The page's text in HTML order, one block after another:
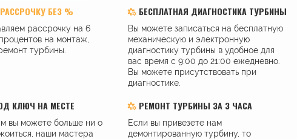
БЕЗ %
рассрочку на 6
на монтаж,
турбины.
БЕСПЛАТНАЯ ДИАГНОСТИКА ТУРБИНЫ
Вы можете записаться на бесплатную
механическую и электронную
диагностику турбины в удобное для
вас время с 9:00 до 21:00 ежедневно.
Вы можете присутствовать при
диагностике.
КЛЮЧ НА МЕСТЕ
вы можете больше ни о
наши мастера
РЕМОНТ ТУРБИНЫ ЗА 3 ЧАСА
Если вы привезете нам
демонтированную турбину, то